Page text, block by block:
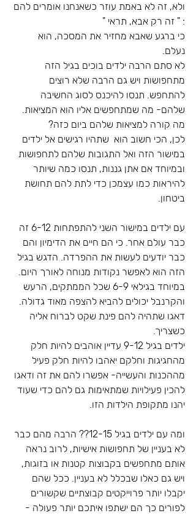
ולא, זה לא באמת עוזר כשאנחנו אומרים להם
: " זה רק אבא, תראי "
כי ברגע שאבא מחזיר את המסכה, הוא
נעלם.
לא סתם הרבה ילדים בוכים בגיל הזה
מתחפושות ויש גם הרבה שלא רוצים
להתחפש. תנסו להיכנס לסוג החשיבה
שלהם- מה שמתחפשים אליו הוא המציאות.
מה קורה למציאות שלהם ביום כזה?
לכן, הכי חשוב הוא  שתהיו רגישים אל ילדים
במישור הזה ואל התגובות שלהם לתחפושות
ובמיוחד אם אתן גננות, תנסו כמה שיותר
להיראות כמו עצמכן כדי לתת להם תחושת
ביטחון.
עם ילדים במישור השני להתפתחות 6-12 זה
כבר עולם אחר. כי הם חיים את הדימיון והם
כבר יודעים לעשות את ההפרדה. הדגש בגיל
הזה הוא לאפשר נקודות מנוחה לאורך היום.
במיוחד בגילאי 6-9 שכל הממתקים, הרעש
והקרנבל יכולים להביא להצפה מאוד גדולה.
דאגו שתהיה להם פינת שקט לברוח אליה
כשצריך.
ילדים בגיל 9-12 עדיין אוהבים להיות חלק
מהחגיגות וחלקם יאהבו להיות חלק פעיל
מההכנות והעשייה- אפשרו להם את זה ודאגו
להכין פעילויות שמתאימות גם להם כדי שעוד
יהנו מתקופת הילדות הזו.
ומה עם ילדים בגיל 12-15?? הרבה מהם כבר
לא בעניין של תחפושות אישיות, לרוב נראה
אותם מתחפשים בקבוצות קטנות או בזוגות,
ויש גם כאלו שבכלל לא בעניין. ככל שהם
יקבלו יותר פרוייקטים קבוצתיים שקשורים
לפורים כך הם ישתפו איתכם יותר פעולה -